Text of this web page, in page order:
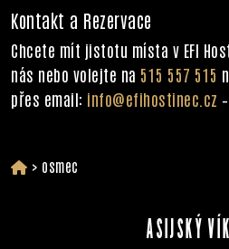
Kontakt a Rezervace
Chcete mít jistotu místa v EFI
nás nebo volejte na 515 557 515
přes email: info@efihostinec.cz
> osmec
ASIJSKÝ